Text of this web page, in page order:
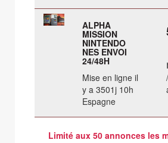
ALPHA
MISSION
NINTENDO
NES ENVOI
24/48H
Mise en ligne il
y a 3501j 10h
Espagne
Limité aux 50 annonces les